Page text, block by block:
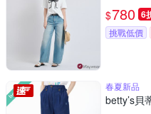
$780 6
挑戰低價
春夏新品
betty’s